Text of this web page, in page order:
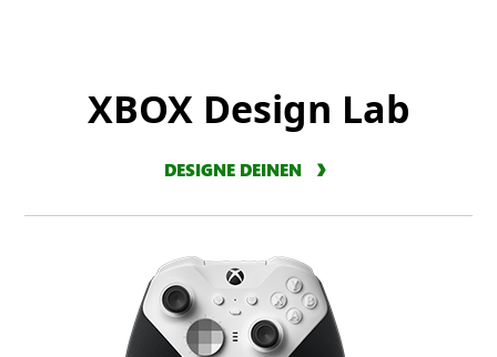
XBOX Design Lab
DESIGNE DEINEN